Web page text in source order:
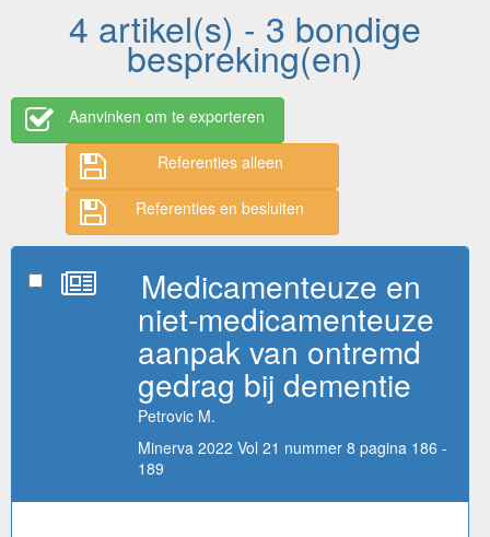
4 artikel(s) - 3 bondige
bespreking(en)
Aanvinken om te exporteren
Referenties alleen
Referenties en besluiten
Medicamenteuze en
niet-medicamenteuze
aanpak van ontremd
gedrag bij dementie
Petrovic M.
Minerva 2022 Vol 21 nummer 8 pagina 186 -
189